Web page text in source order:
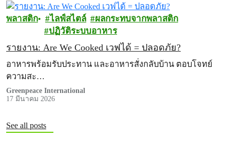
พลาสติก ไลฟ์สไตล์
ผลกระทบจากพลาสติก
ปฏิวัติระบบอาหาร
รายงาน: Are We Cooked เวฟได้ = ปลอดภัย?
อาหารพร้อมรับประทาน และอาหารสั่งกลับบ้าน ตอบโจทย์
ความสะ…
Greenpeace International
17 มีนาคม 2026
See all posts